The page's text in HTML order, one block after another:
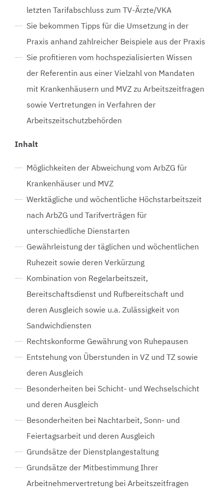
letzten Tarifabschluss zum TV-Ärzte/VKA
Sie bekommen Tipps für die Umsetzung in der
Praxis anhand zahlreicher Beispiele aus der Praxis
Sie profitieren vom hochspezialisierten Wissen
der Referentin aus einer Vielzahl von Mandaten
mit Krankenhäusern und MVZ zu Arbeitszeitfragen
sowie Vertretungen in Verfahren der
Arbeitszeitschutzbehörden
Inhalt
Möglichkeiten der Abweichung vom ArbZG für
Krankenhäuser und MVZ
Werktägliche und wöchentliche Höchstarbeitszeit
nach ArbZG und Tarifverträgen für
unterschiedliche Dienstarten
Gewährleistung der täglichen und wöchentlichen
Ruhezeit sowie deren Verkürzung
Kombination von Regelarbeitszeit,
Bereitschaftsdienst und Rufbereitschaft und
deren Ausgleich sowie u.a. Zulässigkeit von
Sandwichdiensten
Rechtskonforme Gewährung von Ruhepausen
Entstehung von Überstunden in VZ und TZ sowie
deren Ausgleich
Besonderheiten bei Schicht- und Wechselschicht
und deren Ausgleich
Besonderheiten bei Nachtarbeit, Sonn- und
Feiertagsarbeit und deren Ausgleich
Grundsätze der Dienstplangestaltung
Grundsätze der Mitbestimmung Ihrer
Arbeitnehmervertretung bei Arbeitszeitfragen